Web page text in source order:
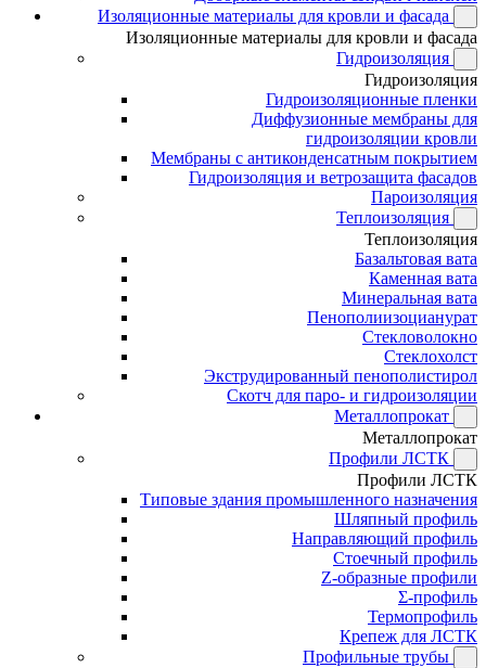
Изоляционные материалы для кровли и фасада
Изоляционные материалы для кровли и фасада
Гидроизоляция
Гидроизоляция
Гидроизоляционные пленки
Диффузионные мембраны для
гидроизоляции кровли
Мембраны с антиконденсатным покрытием
Гидроизоляция и ветрозащита фасадов
Пароизоляция
Теплоизоляция
Теплоизоляция
Базальтовая вата
Каменная вата
Минеральная вата
Пенополиизоцианурат
Стекловолокно
Стеклохолст
Экструдированный пенополистирол
Скотч для паро- и гидроизоляции
Металлопрокат
Металлопрокат
Профили ЛСТК
Профили ЛСТК
Типовые здания промышленного назначения
Шляпный профиль
Направляющий профиль
Стоечный профиль
Z-образные профили
Σ-профиль
Термопрофиль
Крепеж для ЛСТК
Профильные трубы